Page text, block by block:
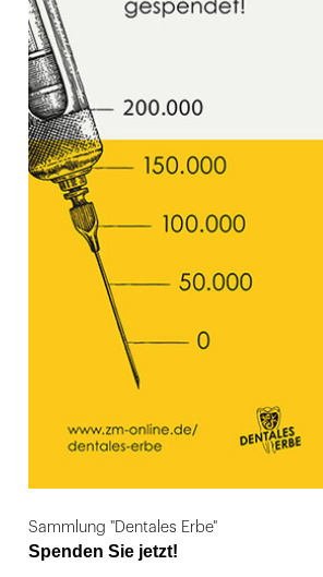
Sammlung "Dentales Erbe"
Spenden Sie jetzt!